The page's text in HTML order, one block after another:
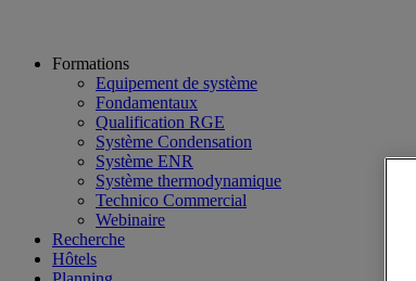
Formations
Equipement de système
Fondamentaux
Qualification RGE
Système Condensation
Système ENR
Système thermodynamique
Technico Commercial
Webinaire
Recherche
Hôtels